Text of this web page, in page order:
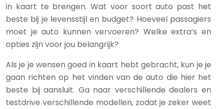
in kaart te brengen. Wat voor soort auto past het
beste bij je levensstijl en budget? Hoeveel passagiers
moet je auto kunnen vervoeren? Welke extra’s en
opties zijn voor jou belangrijk?
Als je je wensen goed in kaart hebt gebracht, kun je je
gaan richten op het vinden van de auto die hier het
beste bij aansluit. Ga naar verschillende dealers en
testdrive verschillende modellen, zodat je zeker weet